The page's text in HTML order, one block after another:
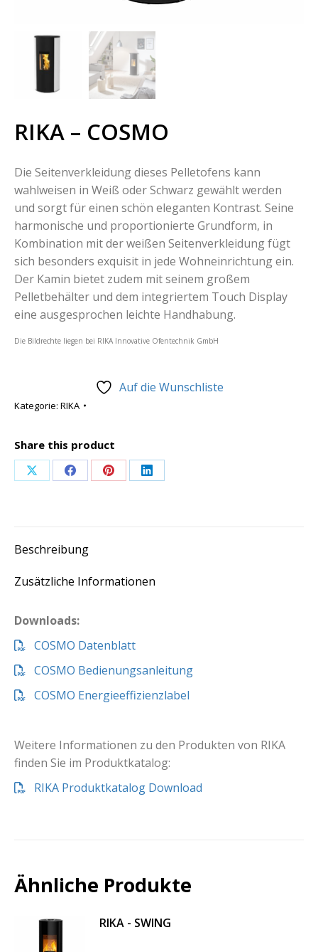
RIKA – COSMO
Die Seitenverkleidung dieses Pelletofens kann
wahlweisen in Weiß oder Schwarz gewählt werden
und sorgt für einen schön eleganten Kontrast. Seine
harmonische und proportionierte Grundform, in
Kombination mit der weißen Seitenverkleidung fügt
sich besonders exquisit in jede Wohneinrichtung ein.
Der Kamin bietet zudem mit seinem großem
Pelletbehälter und dem integriertem Touch Display
eine ausgesprochen leichte Handhabung.
Die Bildrechte liegen bei RIKA Innovative Ofentechnik GmbH
Auf die Wunschliste
Kategorie: RIKA
Share this product
Share Share Share Share
Beschreibung
Zusätzliche Informationen
Downloads:
COSMO Datenblatt
COSMO Bedienungsanleitung
COSMO Energieeffizienzlabel
Weitere Informationen zu den Produkten von RIKA
finden Sie im Produktkatalog:
RIKA Produktkatalog Download
Ähnliche Produkte
RIKA - SWING